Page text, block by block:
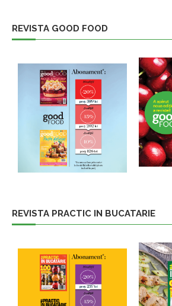
REVISTA GOOD FOOD
REVISTA PRACTIC IN BUCATARIE